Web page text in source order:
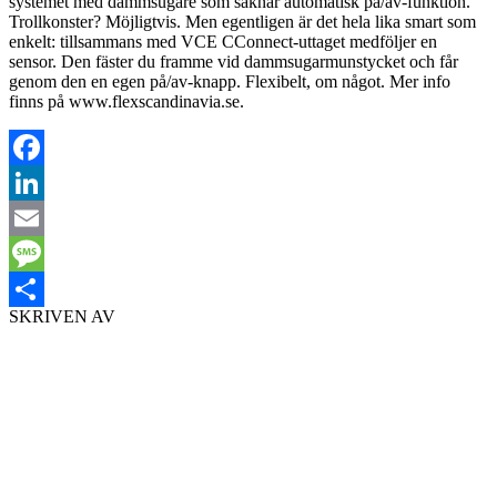
Trollkonster? Möjligtvis. Men egentligen är det hela lika smart som
enkelt: tillsammans med VCE CConnect-uttaget medföljer en
sensor. Den fäster du framme vid dammsugarmunstycket och får
genom den en egen på/av-knapp. Flexibelt, om något. Mer info
finns på www.flexscandinavia.se.
Facebook
LinkedIn
Email
Message
Dela
SKRIVEN AV